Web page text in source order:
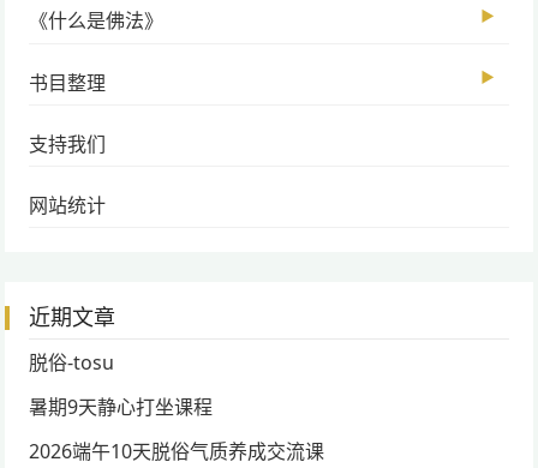
《什么是佛法》 ▶
书目整理 ▶
支持我们
网站统计
近期文章
脱俗-tosu
暑期9天静心打坐课程
2026端午10天脱俗气质养成交流课